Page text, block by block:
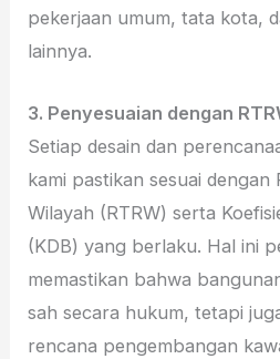
pekerjaan umum, tata kota,
lainnya.
3. Penyesuaian dengan
Setiap desain dan
kami pastikan sesuai dengan
Wilayah (RTRW) serta
(KDB) yang berlaku. Hal ini
memastikan bahwa
sah secara hukum, tetapi
rencana pengembangan